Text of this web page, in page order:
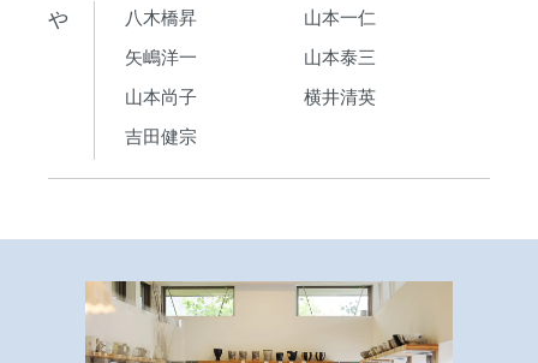
や 八木橋昇
山本一仁
矢嶋洋一
山本泰三
山本尚子
横井清英
吉田健宗